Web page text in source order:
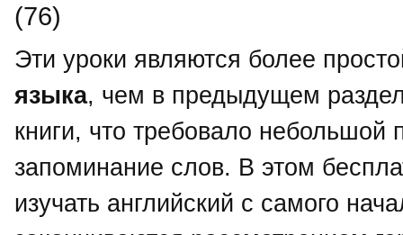
(76)
Эти уроки являются более
языка, чем в предыдущем
книги, что требовало небольшой
запоминание слов. В этом
изучать английский с самого